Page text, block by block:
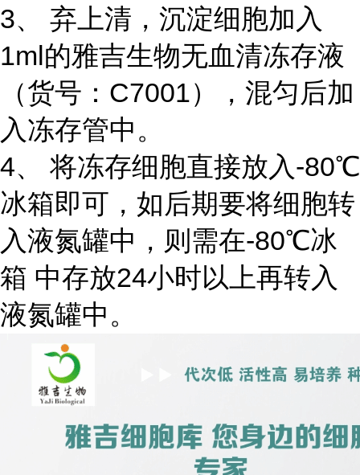
3、 弃上清，沉淀细胞加入
1ml的雅吉生物无血清冻存液
（货号：C7001），混匀后加
入冻存管中。
4、 将冻存细胞直接放入-80℃
冰箱即可，如后期要将细胞转
入液氮罐中，则需在-80℃冰
箱 中存放24小时以上再转入
液氮罐中。